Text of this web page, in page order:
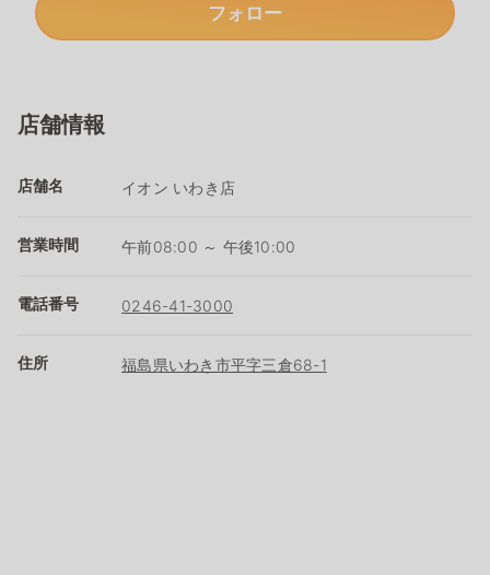
フォロー
店舗情報
店舗名 イオン いわき店
営業時間 午前08:00 ～ 午後10:00
電話番号 0246-41-3000
住所 福島県いわき市平字三倉68-1